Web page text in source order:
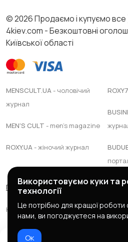
© 2026 Продаємо і купуємо
4kiev.com - Безкоштовні
Київської області
MENSCULT.UA- чоловічий
журнал
MEN'S CULT - men's magazine
ROXY.UA- жіночий журнал
Правила сервісу Політика
Юридична підтримка Адвокатське
Використовуємо куки та
технології
Це потрібно для кращої роботи
нами, ви погоджуєтеся на
Ок